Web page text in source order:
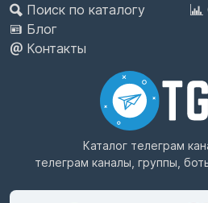
Поиск по каталогу
Блог
Контакты
Каталог телеграм
телеграм каналы, группы,